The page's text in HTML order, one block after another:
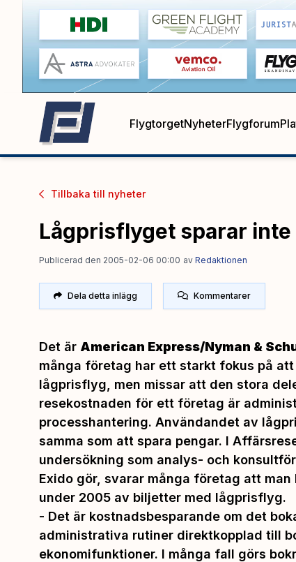
FlygtorgetNyheterFlygforum
Tillbaka till nyheter
Lågprisflyget sparar
Publicerad den 2005-02-06 00:00 av Redaktionen
Dela detta inlägg Kommentarer
Det är American Express/Nyman &
många företag har ett starkt fokus på
lågprisflyg, men missar att den stora
resekostnaden för ett företag är
processhantering. Användandet av
samma som att spara pengar. I
undersökning som analys- och
Exido gör, svarar många företag att man
under 2005 av biljetter med lågprisflyg.
- Det är kostnadsbesparande om det
administrativa rutiner direktkopplad till
ekonomifunktioner. I många fall görs